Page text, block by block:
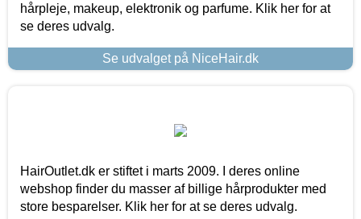
hårpleje, makeup, elektronik og parfume. Klik her for at
se deres udvalg.
Se udvalget på NiceHair.dk
HairOutlet.dk er stiftet i marts 2009. I deres online
webshop finder du masser af billige hårprodukter med
store besparelser. Klik her for at se deres udvalg.